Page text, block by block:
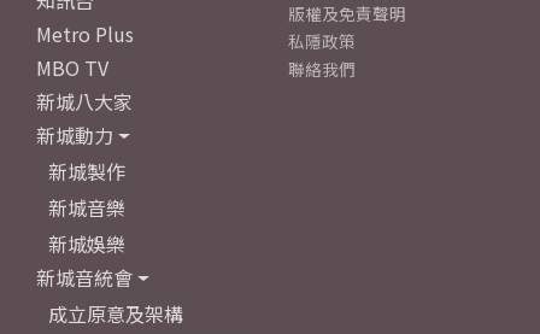
Metro Plus
MBO TV
新城八大家
新城動力
新城製作
新城音樂
新城娛樂
新城音統會
成立原意及架構
版權及免責聲明
私隱政策
聯絡我們